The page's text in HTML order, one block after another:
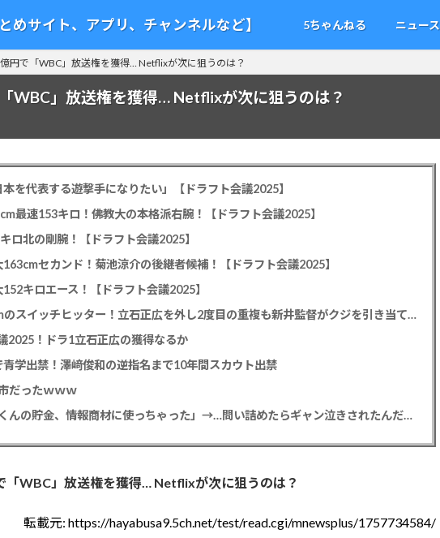
めサイト、アプリ、チャンネルなど】 5ちゃんねる ニュース
億円で「WBC」放送権を獲得… Netflixが次に狙うのは？
WBC」放送権を獲得… Netflixが次に狙うのは？
を代表する遊撃手になりたい」【ドラフト会議2025】
最速153キロ！佛教大の本格派右腕！【ドラフト会議2025】
ロ北の剛腕！【ドラフト会議2025】
セカンド！菊池涼介の後継者候補！【ドラフト会議2025】
キロエース！【ドラフト会議2025】
カープドラ1平川蓮！187cmのスイッチヒッター！立石正広を外し2度目の重複も新井監督がクジを引き当てる！【ドラフト会議2025】
2025！ドラ1立石正広の獲得なるか
学出禁！澤﨑俊和の逆指名まで10年間スカウト出禁
だったｗｗｗ
【悲報】彼女「ごめん！俺くんの貯金、情報商材に使っちゃった」→…問い詰めたらギャン泣きされたんだが俺が悪いのか？
「WBC」放送権を獲得… Netflixが次に狙うのは？
転載元:https://hayabusa9.5ch.net/test/read.cgi/mnewsplus/1757734584/